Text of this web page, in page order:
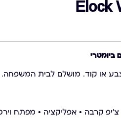
או קוד. מושלם לבית המשפחה.
קרבה • אפליקציה • מפתח